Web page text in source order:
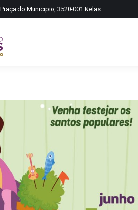
Praça do Municipio, 3520-001 Nelas